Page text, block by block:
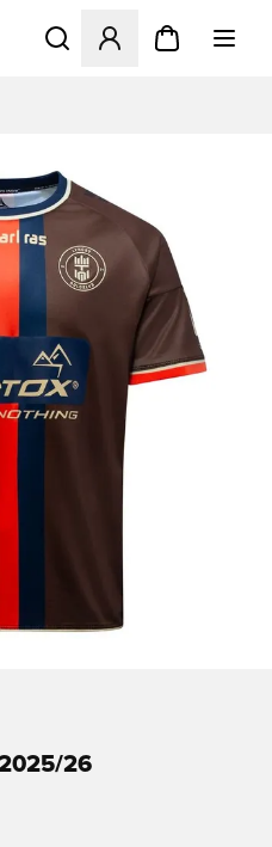
Åbner en Modal til at
2025/26